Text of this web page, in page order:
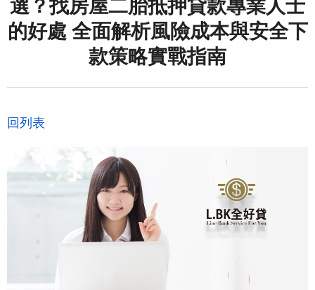
選？找房屋二胎抵押貸款專業人士
的好處 全面解析風險成本與安全下
款策略實戰指南
回列表